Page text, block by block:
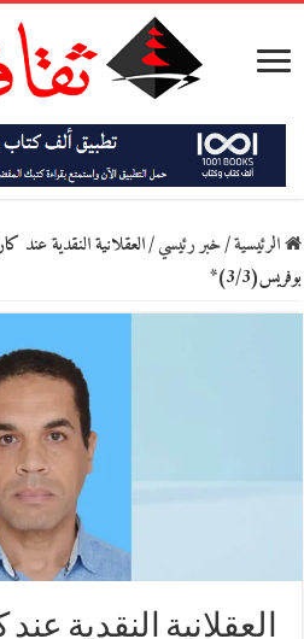
الرئيسية/خبر رئيسي/العقلانية النقدية عند
بوفريس(3/3)*
العقلانية النقدية